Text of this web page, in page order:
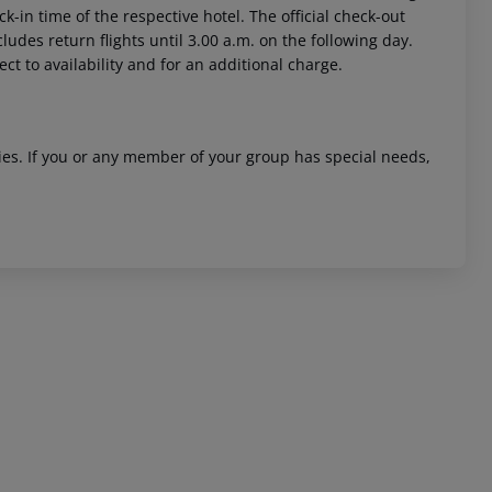
in time of the respective hotel. The official check-out
return flights until 3.00 a.m. on the following day.
to availability and for an additional charge.
If you or any member of your group has special needs,